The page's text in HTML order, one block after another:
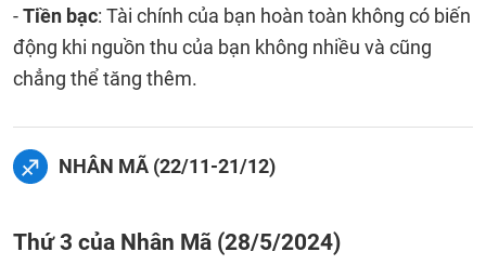
-Tiền bạc: Tài chính của bạn hoàn toàn không có biến
động khi nguồn thu của bạn không nhiều và cũng
chẳng thể tăng thêm.
NHÂN MÃ (22/11-21/12)
Thứ 3 của Nhân Mã (28/5/2024)